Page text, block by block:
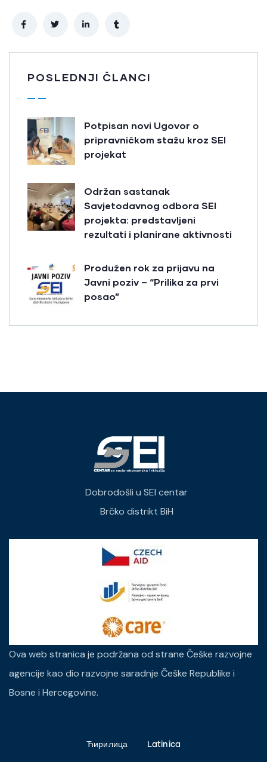
POSLEDNJI ČLANCI
Potpisan novi Ugovor o
pripravničkom stažu kroz SEI
projekat
Održan sastanak
Savjetodavnog odbora SEI
projekta: predstavljeni
rezultati i planirane aktivnosti
Produžen rok za prijavu na
Javni poziv – “Prilika za prvi
posao”
Dobrodošli u SEI centar
Brčko distrikt BiH
Ova web stranica je podržana od strane Češke razvojne
agencije kao dio razvojne saradnje Češke Republike i
Bosne i Hercegovine.
Ћирилица Latinica